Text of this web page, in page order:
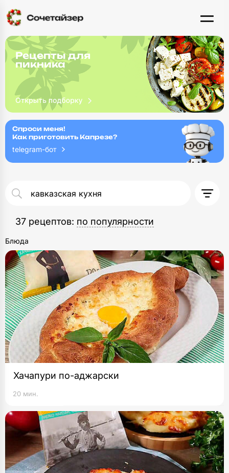
Рецепты для
пикника
Спроси меня!
Как приготовить Капрезе?
telegram-бот
37 рецептов:
Блюда
Хачапури по-аджарски
20 мин.